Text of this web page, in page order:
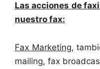
Las acciones de
nuestro fax:
Fax Marketing,
mailing, fax